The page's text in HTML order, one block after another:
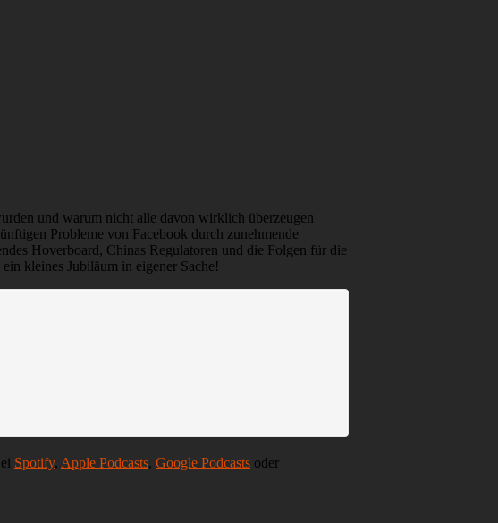
und warum nicht alle davon wirklich überzeugen
Probleme von Facebook durch zunehmende
Hoverboard, Chinas Regulatoren und die Folgen für die
kleines Jubiläum in eigener Sache!
Spotify, Apple Podcasts, Google Podcasts oder